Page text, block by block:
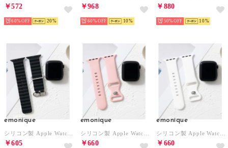
￥572
60% 20
￥968
60% 10
￥880
50% 10
emonique
￥605
emonique
￥660
emonique
￥660